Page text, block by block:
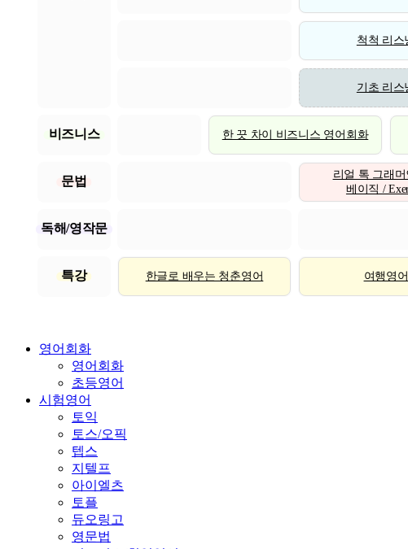
척척 리스
기초 리스
비즈니스 한 끗 차이 비즈니스 영어회화
문법
리얼 톡 그래
베이직 /
독해/영작문
특강 한글로 배우는 청춘영어 여행영어
영어회화
영어회화
초등영어
시험영어
토익
토스/오픽
텝스
지텔프
아이엘츠
토플
듀오링고
영문법